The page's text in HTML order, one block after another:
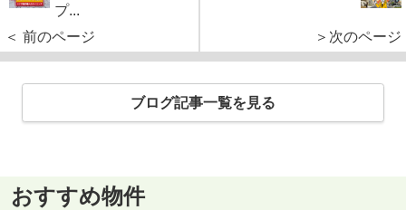
プ...
＜ 前のページ
＞次のページ
ブログ記事一覧を見る
おすすめ物件